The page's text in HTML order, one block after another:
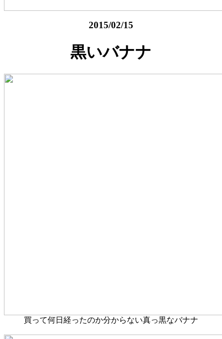
2015/02/15
黒いバナナ
買って何日経ったのか分からない真っ黒なバナナ